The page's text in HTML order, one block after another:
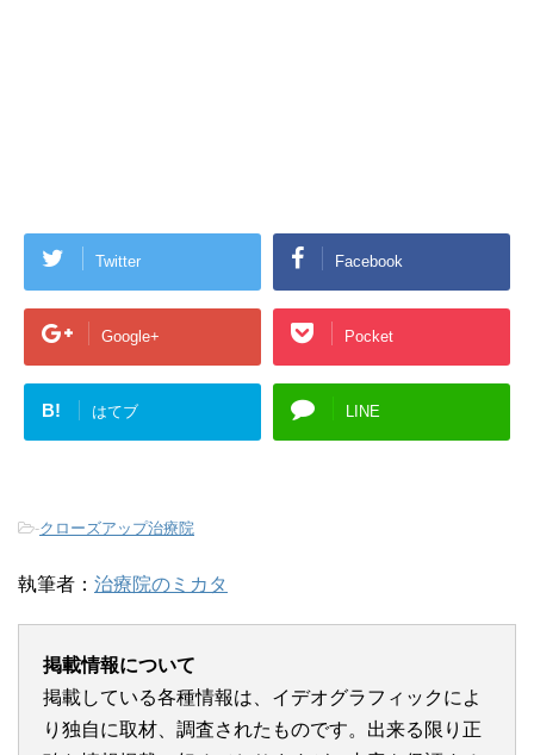
Twitter Facebook
Google+ Pocket
B! はてブ LINE
-クローズアップ治療院
執筆者： 治療院のミカタ
掲載情報について
掲載している各種情報は、イデオグラフィックによ
り独自に取材、調査されたものです。出来る限り正